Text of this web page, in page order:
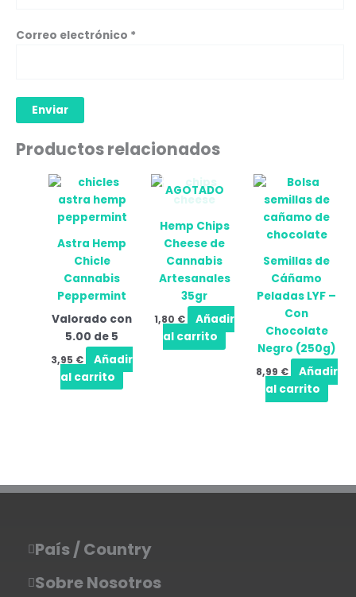
Correo electrónico *
Productos relacionados
Astra Hemp
Chicle
Cannabis
Peppermint
Valorado con
5.00 de 5
3,95 €
Añadir
al carrito
AGOTADO
Hemp Chips
Cheese de
Cannabis
Artesanales
35gr
1,80 €
Añadir
al carrito
Semillas de
Cáñamo
Peladas LYF –
Con
Chocolate
Negro (250g)
8,99 €
Añadir
al carrito
País / Country
Sobre Nosotros